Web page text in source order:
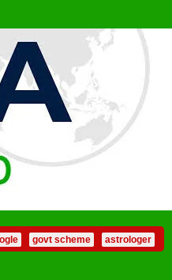
govt scheme astrologer